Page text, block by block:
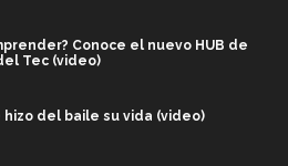
Conoce el nuevo HUB de
Tec (video)
hizo del baile su vida (video)